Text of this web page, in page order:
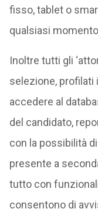
fisso, tablet o
qualsiasi
Inoltre tutti gli
selezione, profilati
accedere al
del candidato,
con la possibilità
presente a
tutto con
consentono di